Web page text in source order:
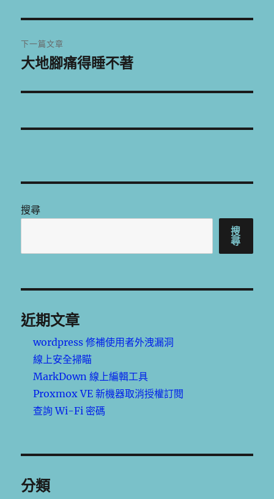
覽
篇
文
章:
下一篇文章
下
篇
章:
大地腳痛得睡不著
搜尋
搜
尋
近期文章
wordpress 修補使用者外洩漏洞
線上安全掃瞄
MarkDown 線上編輯工具
Proxmox VE 新機器取消授權訂閱
查詢 Wi-Fi 密碼
分類